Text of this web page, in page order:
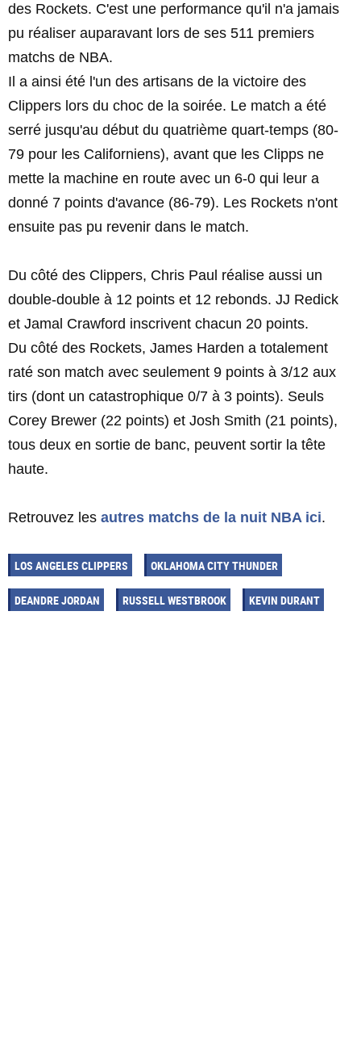
des Rockets. C'est une performance qu'il n'a jamais
pu réaliser auparavant lors de ses 511 premiers
matchs de NBA.
Il a ainsi été l'un des artisans de la victoire des
Clippers lors du choc de la soirée. Le match a été
serré jusqu'au début du quatrième quart-temps (80-
79 pour les Californiens), avant que les Clipps ne
mette la machine en route avec un 6-0 qui leur a
donné 7 points d'avance (86-79). Les Rockets n'ont
ensuite pas pu revenir dans le match.
Du côté des Clippers, Chris Paul réalise aussi un
double-double à 12 points et 12 rebonds. JJ Redick
et Jamal Crawford inscrivent chacun 20 points.
Du côté des Rockets, James Harden a totalement
raté son match avec seulement 9 points à 3/12 aux
tirs (dont un catastrophique 0/7 à 3 points). Seuls
Corey Brewer (22 points) et Josh Smith (21 points),
tous deux en sortie de banc, peuvent sortir la tête
haute.
Retrouvez les autres matchs de la nuit NBA ici.
LOS ANGELES CLIPPERS OKLAHOMA CITY THUNDER
DEANDRE JORDAN RUSSELL WESTBROOK KEVIN DURANT